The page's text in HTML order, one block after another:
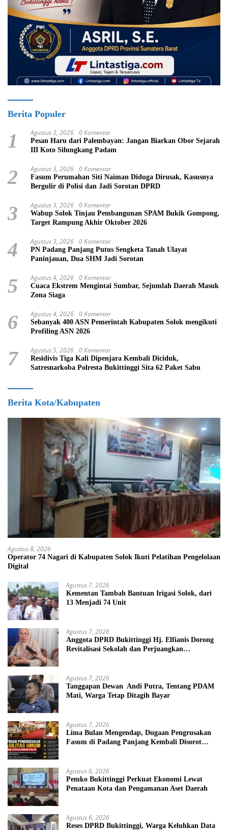
Berita Populer
1 Agustus 3, 2026 0 Komentar
Pesan Haru dari Palembayan: Jangan Biarkan Obor Sejarah
III Koto Silungkang Padam
2 Agustus 3, 2026 0 Komentar
Fasum Perumahan Siti Naiman Diduga Dirusak, Kasusnya
Bergulir di Polisi dan Jadi Sorotan DPRD
3 Agustus 3, 2026 0 Komentar
Wabup Solok Tinjau Pembangunan SPAM Bukik Gompong,
Target Rampung Akhir Oktober 2026
4 Agustus 3, 2026 0 Komentar
PN Padang Panjang Putus Sengketa Tanah Ulayat
Paninjauan, Dua SHM Jadi Sorotan
5 Agustus 4, 2026 0 Komentar
Cuaca Ekstrem Mengintai Sumbar, Sejumlah Daerah Masuk
Zona Siaga
6 Agustus 4, 2026 0 Komentar
Sebanyak 400 ASN Pemerintah Kabupaten Solok mengikuti
Profiling ASN 2026
7 Agustus 5, 2026 0 Komentar
Residivis Tiga Kali Dipenjara Kembali Diciduk,
Satresnarkoba Polresta Bukittinggi Sita 62 Paket Sabu
Berita Kota/Kabupaten
Agustus 8, 2026
Operator 74 Nagari di Kabupaten Solok Ikuti Pelatihan Pengelolaan
Digital
Agustus 7, 2026
Kementan Tambah Bantuan Irigasi Solok, dari
13 Menjadi 74 Unit
Agustus 7, 2026
Anggota DPRD Bukittinggi Hj. Elfianis Dorong
Revitalisasi Sekolah dan Perjuangkan
Agustus 7, 2026
Tanggapan Dewan Andi Putra, Tentang PDAM
Mati, Warga Tetap Ditagih Bayar
Agustus 7, 2026
Lima Bulan Mengendap, Dugaan Pengrusakan
Fasum di Padang Panjang Kembali Disorot
Agustus 6, 2026
Pemko Bukittinggi Perkuat Ekonomi Lewat
Penataan Kota dan Pengamanan Aset Daerah
Agustus 6, 2026
Reses DPRD Bukittinggi, Warga Keluhkan Data